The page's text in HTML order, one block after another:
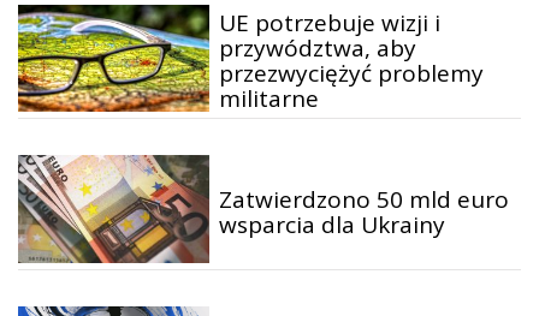
UE potrzebuje wizji i
przywództwa, aby
przezwyciężyć problemy
militarne
Zatwierdzono 50 mld euro
wsparcia dla Ukrainy